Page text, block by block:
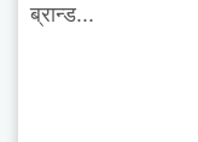
ब्रान्ड...